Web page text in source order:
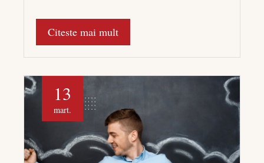
Citeste mai mult
13
mart.